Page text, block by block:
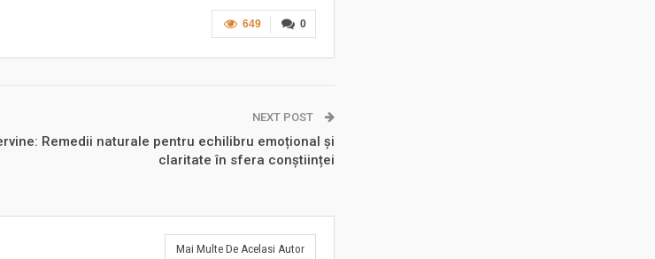
0
649
NEXT POST
Remedii naturale pentru echilibru emoțional și
claritate în sfera conștiinței
Mai Multe De Acelasi Autor